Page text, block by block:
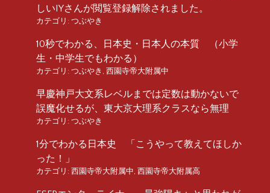
しいIYさんが閲覧登録解除されました。
カテゴリ: つぶやき
10秒でわかる、日本史・日本人の本質 （小学
生・中学生でもわかる）
カテゴリ: つぶやき 西園寺帝大附属中
早慶神戸大文系レベルまでは定数は動かないで
誤魔化せるが、東大京大理系クラスなら無理
カテゴリ: つぶやき
1分でわかる日本史 「こうやって教えてほしか
った！」
カテゴリ: 西園寺帝大附属中 西園寺帝大附属高